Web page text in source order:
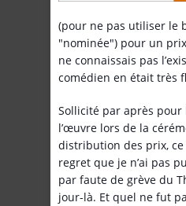
(pour ne pas utiliser le
"nominée") pour un
ne connaissais pas
comédien en était très
Sollicité par après
l’œuvre lors de la
distribution des prix,
regret que je n’ai pas
par faute de grève du
jour-là. Et quel ne fut